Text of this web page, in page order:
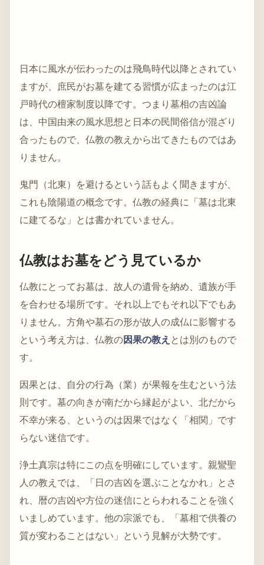
日本に風水が伝わったのは飛鳥時代以降とされてい
ますが、庶民がお墓を建てる習慣が広まったのは江
戸時代の檀家制度以降です。つまり墓相の吉凶論
は、中国由来の風水思想と日本の民間俗信が混ざり
合ったもので、仏教の教えから出てきたものではあ
りません。
鬼門（北東）を避けるという話もよく聞きますが、
これも陰陽道の概念です。仏教の経典に「墓は北東
に建てるな」とは書かれていません。
仏教はお墓をどう見ているか
仏教にとってお墓は、故人の遺骨を納め、遺族が手
を合わせる場所です。それ以上でもそれ以下でもあ
りません。方角や墓石の形が故人の成仏に影響する
という考え方は、仏教の因果の教え とは別のもので
す。
因果とは、自分の行為（業）が果報を生むという法
則です。墓の向きが南だから縁起がよい、北だから
不幸が来る、というのは因果ではなく「相関」です
らない迷信です。
浄土真宗は特にこの点を明確にしています。親鸞聖
人の教えでは、「日の吉凶を選ぶことなかれ」とさ
れ、暦の吉凶や方位の迷信にとらわれることを強く
いましめています。他の宗派でも、「墓相で供養の
質が変わることはない」という見解が大勢です。